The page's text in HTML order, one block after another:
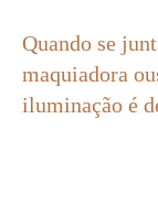
Quando se
maquiadora
iluminação é